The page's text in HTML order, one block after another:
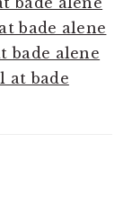
bade alene
bade alene
at bade